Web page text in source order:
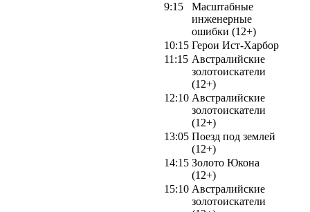
9:15
Масштабные
инженерные
ошибки (12+)
10:15 Герои Ист-Харбор
11:15 Австралийские
золотоискатели
(12+)
12:10 Австралийские
золотоискатели
(12+)
13:05 Поезд под землей
(12+)
14:15 Золото Юкона
(12+)
15:10 Австралийские
золотоискатели